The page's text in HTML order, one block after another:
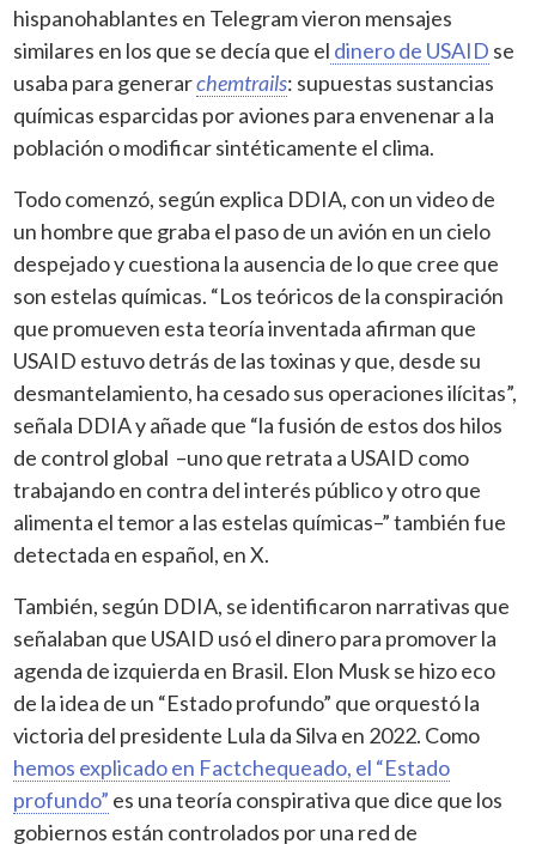
hispanohablantes en Telegram vieron mensajes
similares en los que se decía que el dinero de USAID se
usaba para generarchemtrails: supuestas sustancias
químicas esparcidas por aviones para envenenar a la
población o modificar sintéticamente el clima.
Todo comenzó, según explica DDIA, con un video de
un hombre que graba el paso de un avión en un cielo
despejado y cuestiona la ausencia de lo que cree que
son estelas químicas. “Los teóricos de la conspiración
que promueven esta teoría inventada afirman que
USAID estuvo detrás de las toxinas y que, desde su
desmantelamiento, ha cesado sus operaciones ilícitas”,
señala DDIA y añade que “la fusión de estos dos hilos
de control global –uno que retrata a USAID como
trabajando en contra del interés público y otro que
alimenta el temor a las estelas químicas–” también fue
detectada en español, en X.
También, según DDIA, se identificaron narrativas que
señalaban que USAID usó el dinero para promover la
agenda de izquierda en Brasil. Elon Musk se hizo eco
de la idea de un “Estado profundo” que orquestó la
victoria del presidente Lula da Silva en 2022. Como
hemos explicado en Factchequeado, el “Estado
profundo” es una teoría conspirativa que dice que los
gobiernos están controlados por una red de